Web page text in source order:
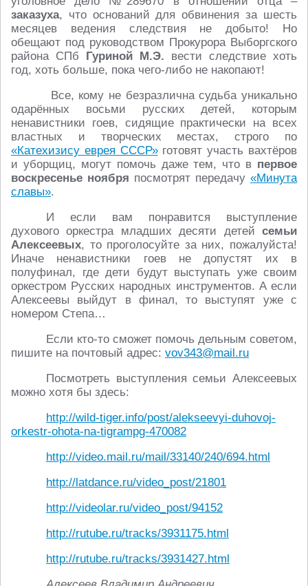
заказуха, что оснований для обвинения за шесть
месяцев ведения следствия не добыто! Но
обещают под руководством Прокурора Выборгского
района СПб Гуриной М.Э. вести следствие хоть
год, хоть больше, пока чего-либо не накопают!
Все, кому не безразлична судьба уникально
одарённых восьми русских детей, которым
ненавистники гоев, сидящие практически на всех
властных и творческих местах, строго по
«Катехизису еврея СССР»готовят участь вахтёров
и уборщиц, могут помочь даже тем, что в первое
воскресенье ноября посмотрят передачу «Минута
славы».
И если вам понравится выступление
духового оркестра младших десяти детей семьи
Алексеевых, то проголосуйте за них, пожалуйста!
Иначе ненавистники гоев не допустят их в
полуфинал, где дети будут выступать уже своим
оркестром Русских народных инструментов. А если
Алексеевы выйдут в финал, то выступят уже с
номером Степа…
Если кто-то сможет помочь дельным советом,
пишите на почтовый адрес: vov343@mail.ru
Посмотреть выступления семьи Алексеевых
можно хотя бы здесь:
http://wild-tiger.info/post/alekseevyi-duhovoj-
orkestr-ohota-na-tigrampg-470082
http://video.mail.ru/mail/33140/240/694.html
http://latdance.ru/video_post/21801
http://videolar.ru/video_post/94152
http://rutube.ru/tracks/3931175.html
http://rutube.ru/tracks/3931427.html